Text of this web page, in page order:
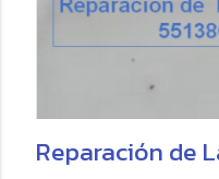
Reparación de